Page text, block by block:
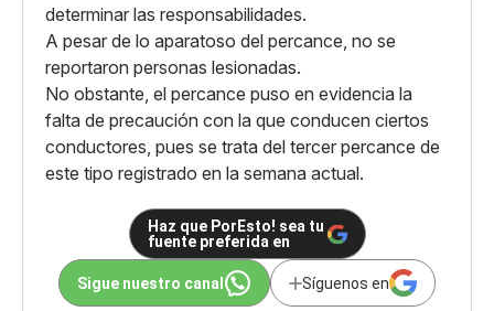
determinar las responsabilidades.
A pesar de lo aparatoso del percance, no se
reportaron personas lesionadas.
No obstante, el percance puso en evidencia la
falta de precaución con la que conducen ciertos
conductores, pues se trata del tercer percance de
este tipo registrado en la semana actual.
Haz que PorEsto! sea tu
fuente preferida en
Sigue nuestro canal Síguenos en